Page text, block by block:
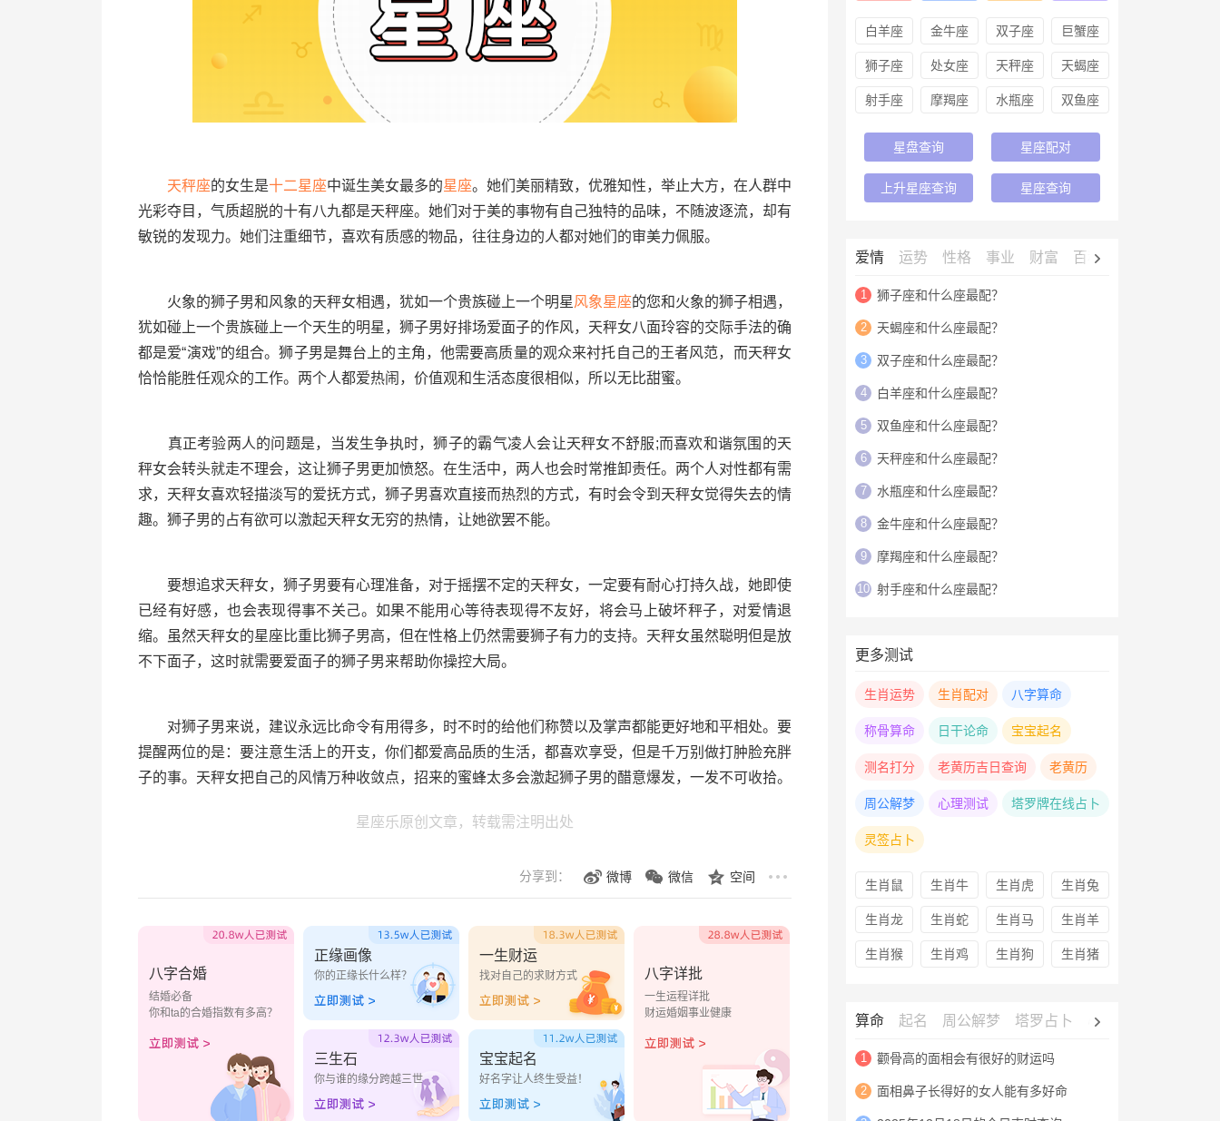
天秤座的女生是十二星座中诞生美女最多的星座。她们美丽精致，优雅知性，举止大方，在人群中
光彩夺目，气质超脱的十有八九都是天秤座。她们对于美的事物有自己独特的品味，不随波逐流，却有
敏锐的发现力。她们注重细节，喜欢有质感的物品，往往身边的人都对她们的审美力佩服。
火象的狮子男和风象的天秤女相遇，犹如一个贵族碰上一个明星风象星座的您和火象的狮子相遇，
犹如碰上一个贵族碰上一个天生的明星，狮子男好排场爱面子的作风，天秤女八面玲容的交际手法的确
都是爱“演戏”的组合。狮子男是舞台上的主角，他需要高质量的观众来衬托自己的王者风范，而天秤女
恰恰能胜任观众的工作。两个人都爱热闹，价值观和生活态度很相似，所以无比甜蜜。
真正考验两人的问题是，当发生争执时，狮子的霸气凌人会让天秤女不舒服;而喜欢和谐氛围的天
秤女会转头就走不理会，这让狮子男更加愤怒。在生活中，两人也会时常推卸责任。两个人对性都有需
求，天秤女喜欢轻描淡写的爱抚方式，狮子男喜欢直接而热烈的方式，有时会令到天秤女觉得失去的情
趣。狮子男的占有欲可以激起天秤女无穷的热情，让她欲罢不能。
要想追求天秤女，狮子男要有心理准备，对于摇摆不定的天秤女，一定要有耐心打持久战，她即使
已经有好感，也会表现得事不关己。如果不能用心等待表现得不友好，将会马上破坏秤子，对爱情退
缩。虽然天秤女的星座比重比狮子男高，但在性格上仍然需要狮子有力的支持。天秤女虽然聪明但是放
不下面子，这时就需要爱面子的狮子男来帮助你操控大局。
对狮子男来说，建议永远比命令有用得多，时不时的给他们称赞以及掌声都能更好地和平相处。要
提醒两位的是：要注意生活上的开支，你们都爱高品质的生活，都喜欢享受，但是千万别做打肿脸充胖
子的事。天秤女把自己的风情万种收敛点，招来的蜜蜂太多会激起狮子男的醋意爆发，一发不可收拾。
星座乐原创文章，转载需注明出处
分享到： 微博 微信 空间
八字合婚
结婚必备
你和ta的合婚指数有多高？
正缘画像
你的正缘长什么样？
一生财运
找对自己的求财方式
三生石
你与谁的缘分跨越三世
宝宝起名
好名字让人终生受益！
八字详批
一生运程详批
财运婚姻事业健康
白羊座 金牛座 双子座 巨蟹座
狮子座 处女座 天秤座 天蝎座
射手座 摩羯座 水瓶座 双鱼座
星盘查询 星座配对
上升星座查询 星座查询
爱情 运势 性格 事业 财富 百科
1 狮子座和什么座最配？
2 天蝎座和什么座最配？
3 双子座和什么座最配？
4 白羊座和什么座最配？
5 双鱼座和什么座最配？
6 天秤座和什么座最配？
7 水瓶座和什么座最配？
8 金牛座和什么座最配？
9 摩羯座和什么座最配？
10 射手座和什么座最配？
更多测试
生肖运势 生肖配对 八字算命
称骨算命 日干论命 宝宝起名
测名打分 老黄历吉日查询 老黄历
周公解梦 心理测试 塔罗牌在线占卜
灵签占卜
生肖鼠 生肖牛 生肖虎 生肖兔
生肖龙 生肖蛇 生肖马 生肖羊
生肖猴 生肖鸡 生肖狗 生肖猪
算命 起名 周公解梦 塔罗占卜 心理测试
1 颧骨高的面相会有很好的财运吗
2 面相鼻子长得好的女人能有多好命